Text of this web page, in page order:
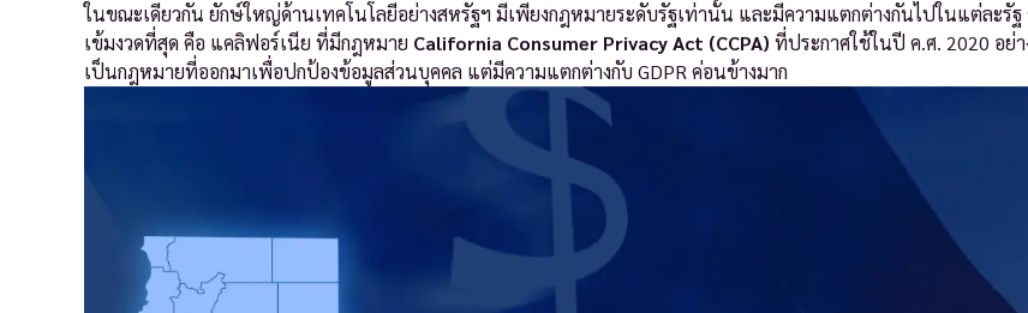
ในขณะเดียวกัน ยักษ์ใหญ่ด้านเทคโนโลยีอย่างสหรัฐฯ มีเพียงกฎหมายระดับรัฐเท่านั้น และมีความแตกต่างกันไปในแต่ละรัฐ
เข้มงวดที่สุด คือ แคลิฟอร์เนีย ที่มีกฎหมาย California Consumer Privacy Act (CCPA) ที่ประกาศใช้ในปี ค.ศ. 2020 อย่
เป็นกฎหมายที่ออกมาเพื่อปกป้องข้อมูลส่วนบุคคล แต่มีความแตกต่างกับ GDPR ค่อนข้างมาก